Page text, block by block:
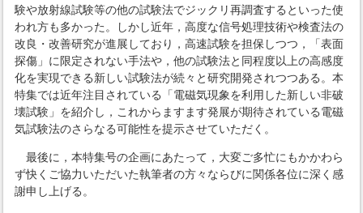
験や放射線試験等の他の試験法でジックリ再調査するといった使
われ方も多かった。しかし近年，高度な信号処理技術や検査法の
改良・改善研究が進展しており，高速試験を担保しつつ，「表面
探傷」に限定されない手法や，他の試験法と同程度以上の高感度
化を実現できる新しい試験法が続々と研究開発されつつある。本
特集では近年注目されている「電磁気現象を利用した新しい非破
壊試験」を紹介し，これからますます発展が期待されている電磁
気試験法のさらなる可能性を提示させていただく。
最後に，本特集号の企画にあたって，大変ご多忙にもかかわら
ず快くご協力いただいた執筆者の方々ならびに関係各位に深く感
謝申し上げる。